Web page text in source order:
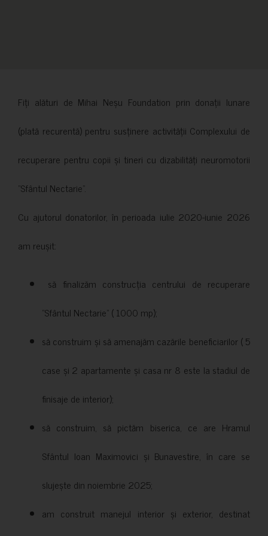
Fiți alături de Mihai Neșu Foundation prin donații lunare
(plată recurentă) pentru susținere activității Complexului de
recuperare pentru copii și tineri cu dizabilități neuromotorii
”Sfântul Nectarie”.
Cu ajutorul donatorilor, în perioada iulie 2020-iunie 2026
am reușit:
să finalizăm construcția centrului de recuperare
”Sfântul Nectarie” ( 1000 mp);
să construim și să amenajăm cazările beneficiarilor ( 5
case și 2 apartamente și casa nr 8 este la stadiul de
finisaje de interior);
să construim, să pictăm biserica, ce are Hramul
Sfântul Ioan Maximovici și Bunavestire, în care se
slujește din noiembrie 2025;
am construit manejul interior și exterior, destinat